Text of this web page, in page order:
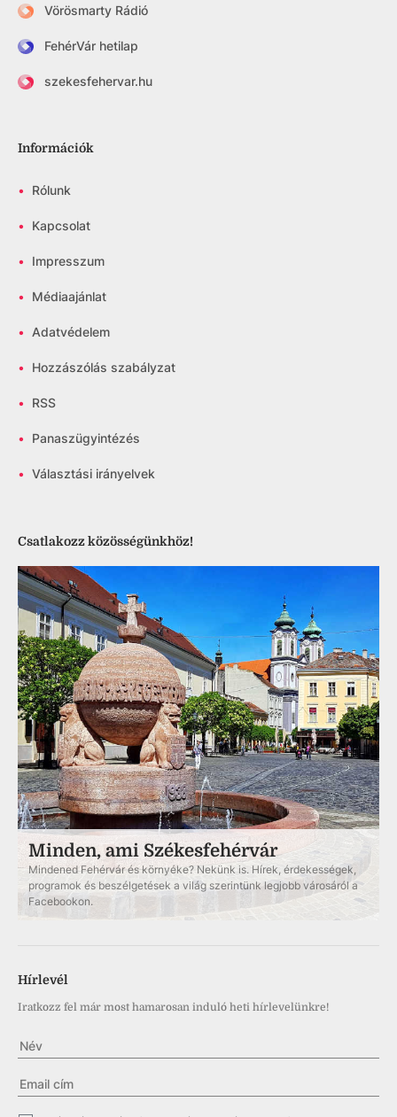
Vörösmarty Rádió
FehérVár hetilap
szekesfehervar.hu
Információk
• Rólunk
• Kapcsolat
• Impresszum
• Médiaajánlat
• Adatvédelem
• Hozzászólás szabályzat
• RSS
• Panaszügyintézés
• Választási irányelvek
Csatlakozz közösségünkhöz!
Minden, ami Székesfehérvár
Mindened Fehérvár és környéke? Nekünk is. Hírek, érdekességek,
programok és beszélgetések a világ szerintünk legjobb városáról a
Facebookon.
Hírlevél
Iratkozz fel már most hamarosan induló heti hírlevelünkre!